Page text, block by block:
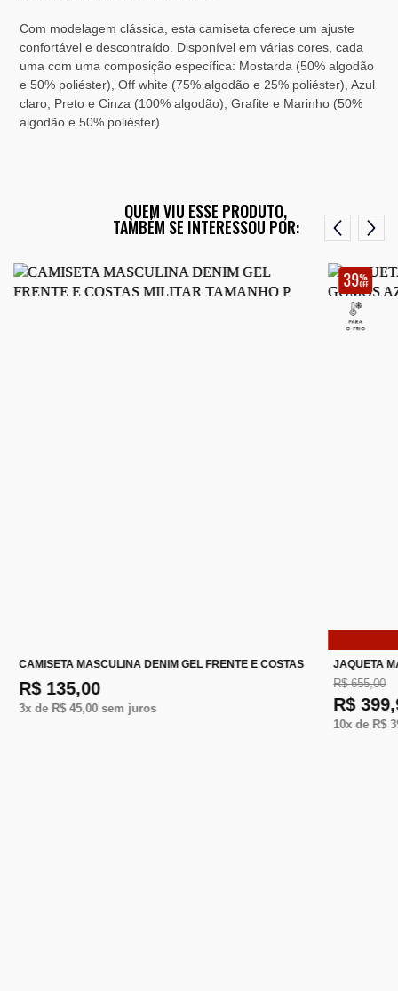
Com modelagem clássica, esta camiseta oferece um ajuste
confortável e descontraído. Disponível em várias cores, cada
uma com uma composição específica: Mostarda (50% algodão
e 50% poliéster), Off white (75% algodão e 25% poliéster), Azul
claro, Preto e Cinza (100% algodão), Grafite e Marinho (50%
algodão e 50% poliéster).
QUEM VIU ESSE PRODUTO,
TAMBÉM SE INTERESSOU POR:
CAMISETA MASCULINA DENIM GEL FRENTE E COSTAS
R$ 135,00
3x de R$ 45,00sem juros
39%
OFF
JAQUETA
R$ 655,00
R$
10x de R$